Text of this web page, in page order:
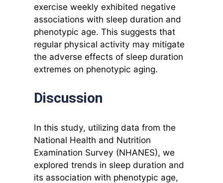
exercise weekly exhibited negative
associations with sleep duration and
phenotypic age. This suggests that
regular physical activity may mitigate
the adverse effects of sleep duration
extremes on phenotypic aging.
Discussion
In this study, utilizing data from the
National Health and Nutrition
Examination Survey (NHANES), we
explored trends in sleep duration and
its association with phenotypic age,